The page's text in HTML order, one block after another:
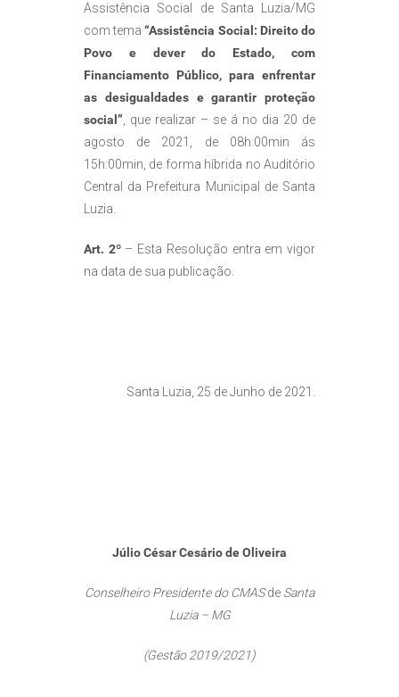
Assistência Social de Santa Luzia/MG
com tema“Assistência Social: Direito do
Povo e dever do Estado, com
Financiamento Público, para enfrentar
as desigualdades e garantir proteção
social” , que realizar – se á no dia 20 de
agosto de 2021, de 08h:00min ás
15h:00min, de forma híbrida no Auditório
Central da Prefeitura Municipal de Santa
Luzia.
Art. 2º– Esta Resolução entra em vigor
na data de sua publicação.
Santa Luzia, 25 de Junho de 2021.
Júlio César Cesário de Oliveira
Conselheiro Presidente do CMASde Santa
Luzia – MG
(Gestão 2019/2021)